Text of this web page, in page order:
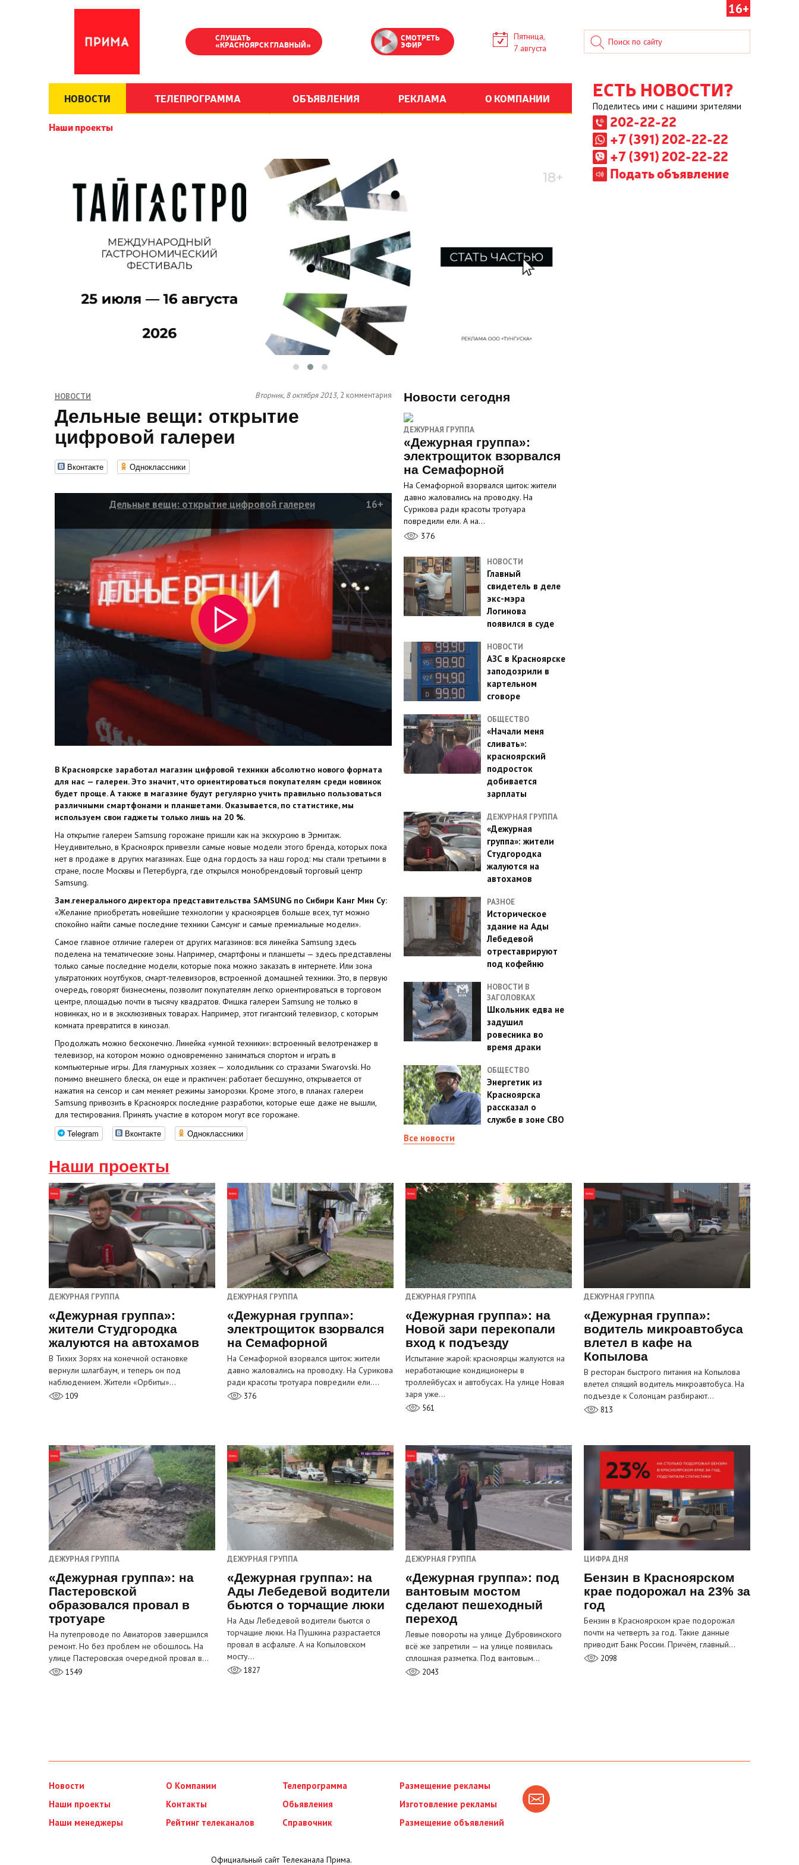
16+
СЛУШАТЬ
«КРАСНОЯРСК ГЛАВНЫЙ»
СМОТРЕТЬ
ЭФИР
Пятница,
7 августа
НОВОСТИ ТЕЛЕПРОГРАММА ОБЪЯВЛЕНИЯ РЕКЛАМА О КОМПАНИИ
Наши проекты
ЕСТЬ НОВОСТИ?
Поделитесь ими с нашими зрителями
202-22-22
+7 (391) 202-22-22
+7 (391) 202-22-22
Подать объявление
НОВОСТИ Вторник, 8 октября 2013, 2 комментария
Дельные вещи: открытие
цифровой галереи
Вконтакте Одноклассники
Дельные вещи: открытие цифровой галереи 16+
В Красноярске заработал магазин цифровой техники абсолютно нового формата
для нас — галереи. Это значит, что ориентироваться покупателям среди новинок
будет проще. А также в магазине будут регулярно учить правильно пользоваться
различными смартфонами и планшетами. Оказывается, по статистике, мы
используем свои гаджеты только лишь на 20 %.
На открытие галереи Samsung горожане пришли как на экскурсию в Эрмитаж.
Неудивительно, в Красноярск привезли самые новые модели этого бренда, которых пока
нет в продаже в других магазинах. Еще одна гордость за наш город: мы стали третьими в
стране, после Москвы и Петербурга, где открылся монобрендовый торговый центр
Samsung.
Зам.генерального директора представительства SAMSUNG по Сибири Канг Мин Су:
«Желание приобретать новейшие технологии у красноярцев больше всех, тут можно
спокойно найти самые последние техники Самсунг и самые премиальные модели».
Самое главное отличие галереи от других магазинов: вся линейка Samsung здесь
поделена на тематические зоны. Например, смартфоны и планшеты — здесь представлены
только самые последние модели, которые пока можно заказать в интернете. Или зона
ультратонких ноутбуков, смарт-телевизоров, встроенной домашней техники. Это, в первую
очередь, говорят бизнесмены, позволит покупателям легко ориентироваться в торговом
центре, площадью почти в тысячу квадратов. Фишка галереи Samsung не только в
новинках, но и в эксклюзивных товарах. Например, этот гигантский телевизор, с которым
комната превратится в кинозал.
Продолжать можно бесконечно. Линейка «умной техники»: встроенный велотренажер в
телевизор, на котором можно одновременно заниматься спортом и играть в
компьютерные игры. Для гламурных хозяек — холодильник со стразами Swarovski. Но
помимо внешнего блеска, он еще и практичен: работает бесшумно, открывается от
нажатия на сенсор и сам меняет режимы заморозки. Кроме этого, в планах галереи
Samsung привозить в Красноярск последние разработки, которые еще даже не вышли,
для тестирования. Принять участие в котором могут все горожане.
Telegram Вконтакте Одноклассники
Новости сегодня
ДЕЖУРНАЯ ГРУППА
«Дежурная группа»:
электрощиток взорвался
на Семафорной
На Семафорной взорвался щиток: жители
давно жаловались на проводку. На
Сурикова ради красоты тротуара
повредили ели. А на…
376
НОВОСТИ
Главный
свидетель в деле
экс-мэра
Логинова
появился в суде
НОВОСТИ
АЗС в Красноярске
заподозрили в
картельном
сговоре
ОБЩЕСТВО
«Начали меня
сливать»:
красноярский
подросток
добивается
зарплаты
ДЕЖУРНАЯ ГРУППА
«Дежурная
группа»: жители
Студгородка
жалуются на
автохамов
РАЗНОЕ
Историческое
здание на Ады
Лебедевой
отреставрируют
под кофейню
НОВОСТИ В
ЗАГОЛОВКАХ
Школьник едва не
задушил
ровесника во
время драки
ОБЩЕСТВО
Энергетик из
Красноярска
рассказал о
службе в зоне СВО
Все новости
Наши проекты
ДЕЖУРНАЯ ГРУППА
«Дежурная группа»:
жители Студгородка
жалуются на автохамов
В Тихих Зорях на конечной остановке
вернули шлагбаум, и теперь он под
наблюдением. Жители «Орбиты»…
109
ДЕЖУРНАЯ ГРУППА
«Дежурная группа»:
электрощиток взорвался
на Семафорной
На Семафорной взорвался щиток: жители
давно жаловались на проводку. На Сурикова
ради красоты тротуара повредили ели.…
376
ДЕЖУРНАЯ ГРУППА
«Дежурная группа»: на
Новой зари перекопали
вход к подъезду
Испытание жарой: красноярцы жалуются на
неработающие кондиционеры в
троллейбусах и автобусах. На улице Новая
заря уже…
561
ДЕЖУРНАЯ ГРУППА
«Дежурная группа»:
водитель микроавтобуса
влетел в кафе на
Копылова
В ресторан быстрого питания на Копылова
влетел спящий водитель микроавтобуса. На
подъезде к Солонцам разбирают…
813
ДЕЖУРНАЯ ГРУППА
«Дежурная группа»: на
Пастеровской
образовался провал в
тротуаре
На путепроводе по Авиаторов завершился
ремонт. Но без проблем не обошлось. На
улице Пастеровская очередной провал в…
1549
ДЕЖУРНАЯ ГРУППА
«Дежурная группа»: на
Ады Лебедевой водители
бьются о торчащие люки
На Ады Лебедевой водители бьются о
торчащие люки. На Пушкина разрастается
провал в асфальте. А на Копыловском
мосту…
1827
ДЕЖУРНАЯ ГРУППА
«Дежурная группа»: под
вантовым мостом
сделают пешеходный
переход
Левые повороты на улице Дубровинского
всё же запретили — на улице появилась
сплошная разметка. Под вантовым…
2043
ЦИФРА ДНЯ
Бензин в Красноярском
крае подорожал на 23% за
год
Бензин в Красноярском крае подорожал
почти на четверть за год. Такие данные
приводит Банк России. Причём, главный…
2098
Новости
Наши проекты
Наши менеджеры
О Компании
Контакты
Рейтинг телеканалов
Телепрограмма
Обьявления
Справочник
Размещение рекламы
Изготовление рекламы
Размещение объявлений
Официальный сайт Телеканала Прима.